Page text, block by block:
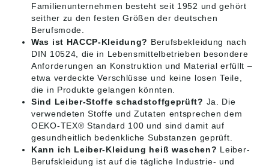
Familienunternehmen besteht seit 1952 und gehört
seither zu den festen Größen der deutschen
Berufsmode.
Was ist HACCP-Kleidung? Berufsbekleidung nach
DIN 10524, die in Lebensmittelbetrieben besondere
Anforderungen an Konstruktion und Material erfüllt –
etwa verdeckte Verschlüsse und keine losen Teile,
die in Produkte gelangen könnten.
Sind Leiber-Stoffe schadstoffgeprüft? Ja. Die
verwendeten Stoffe und Zutaten entsprechen dem
OEKO-TEX® Standard 100 und sind damit auf
gesundheitlich bedenkliche Substanzen geprüft.
Kann ich Leiber-Kleidung heiß waschen? Leiber-
Berufskleidung ist auf die tägliche Industrie- und